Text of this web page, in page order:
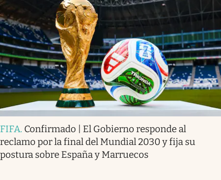
FIFA. Confirmado | El Gobierno responde al
reclamo por la final del Mundial 2030 y fija su
postura sobre España y Marruecos